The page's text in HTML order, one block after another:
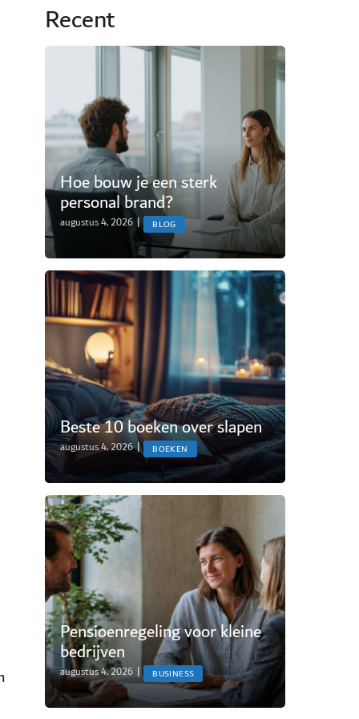
Recent
Hoe bouw je een sterk
personal brand?
augustus 4, 2026 | BLOG
Beste 10 boeken over slapen
augustus 4, 2026 | BOEKEN
Pensioenregeling voor kleine
bedrijven
augustus 4, 2026 | BUSINESS